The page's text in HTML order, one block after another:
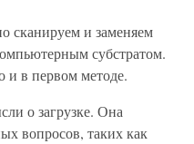
сканируем и заменяем
субстратом.
и в первом методе.
о загрузке. Она
вопросов, таких как